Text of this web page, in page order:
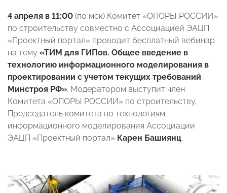
4 апреля в 11:00 (по мск) Комитет «ОПОРЫ РОССИИ»
по строительству совместно с Ассоциацией ЭАЦП
«Проектный портал» проводит бесплатный вебинар
на тему «ТИМ для ГИПов. Общее введение в
технологию информационного моделирования в
проектировании с учетом текущих требований
Минстроя РФ». Модератором выступит член
Комитета «ОПОРЫ РОССИИ» по строительству,
Председатель комитета по технологиям
информационного моделирования Ассоциации
ЭАЦП «Проектный портал» Карен Башиянц.